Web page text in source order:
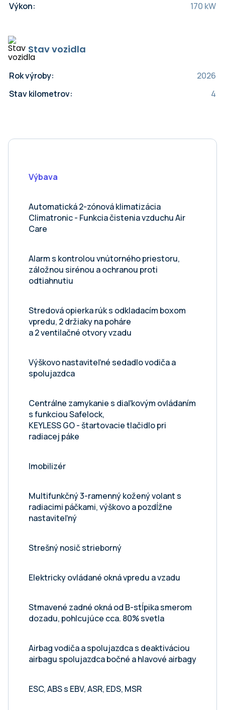
Výkon:
170 kW
Stav vozidla
Rok výroby:
2026
Stav kilometrov:
4
Výbava
Automatická 2-zónová klimatizácia
Climatronic - Funkcia čistenia vzduchu Air
Care
Alarm s kontrolou vnútorného priestoru,
záložnou sirénou a ochranou proti
odtiahnutiu
Stredová opierka rúk s odkladacím boxom
vpredu, 2 držiaky na poháre
a 2 ventilačné otvory vzadu
Výškovo nastaviteľné sedadlo vodiča a
spolujazdca
Centrálne zamykanie s diaľkovým ovládaním
s funkciou Safelock,
KEYLESS GO - štartovacie tlačidlo pri
radiacej páke
Imobilizér
Multifunkčný 3-ramenný kožený volant s
radiacimi páčkami, výškovo a pozdĺžne
nastaviteľný
Strešný nosič strieborný
Elektricky ovládané okná vpredu a vzadu
Stmavené zadné okná od B-stĺpika smerom
dozadu, pohlcujúce cca. 80% svetla
Airbag vodiča a spolujazdca s deaktiváciou
airbagu spolujazdca bočné a hlavové airbagy
ESC, ABS s EBV, ASR, EDS, MSR